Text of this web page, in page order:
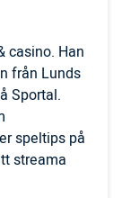
casino. Han
från Lunds
Sportal.
speltips på
streama